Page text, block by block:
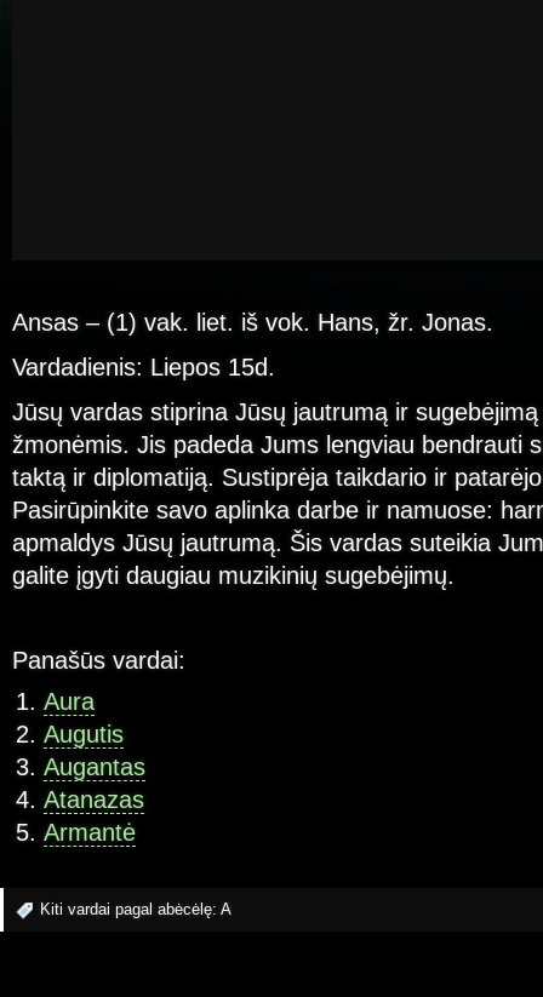
Ansas – (1) vak. liet. iš vok. Hans, žr. Jonas.
Vardadienis: Liepos 15d.
Jūsų vardas stiprina Jūsų jautrumą ir
žmonėmis. Jis padeda Jums lengviau bendrauti
taktą ir diplomatiją. Sustiprėja taikdario ir
Pasirūpinkite savo aplinka darbe ir namuose:
apmaldys Jūsų jautrumą. Šis vardas suteikia
galite įgyti daugiau muzikinių sugebėjimų.
Panašūs vardai:
Aura
Augutis
Augantas
Atanazas
Armantė
Kiti vardai pagal abėcėlę: A